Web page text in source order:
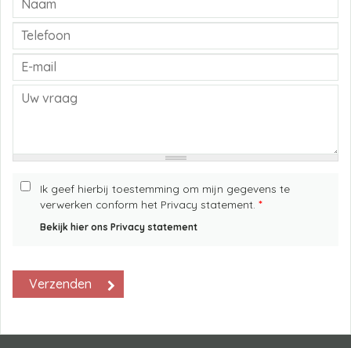
Ik geef hierbij toestemming om mijn gegevens te
verwerken conform het Privacy statement. *
Bekijk hier ons Privacy statement